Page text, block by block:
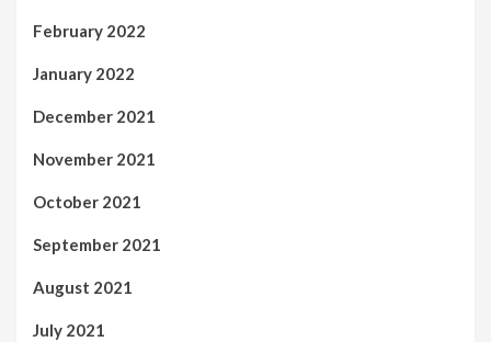
February 2022
January 2022
December 2021
November 2021
October 2021
September 2021
August 2021
July 2021